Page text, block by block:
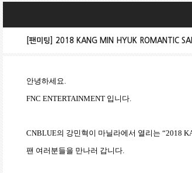
[팬미팅] 2018 KANG MIN HYUK ROMANTIC
안녕하세요.
FNC ENTERTAINMENT 입니다
CNBLUE의 강민혁이 마닐라에서 열리는 “2018
팬 여러분들을 만나러 갑니다